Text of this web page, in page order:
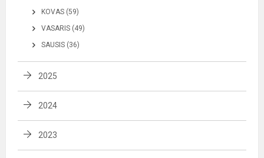
KOVAS (59)
VASARIS (49)
SAUSIS (36)
2025
2024
2023